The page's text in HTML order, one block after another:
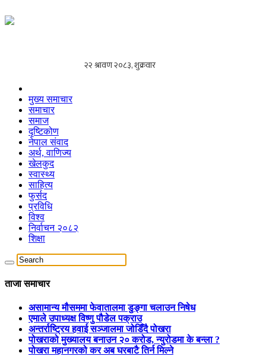
मुख्य समाचार
समाचार
समाज
दृष्टिकोण
नेपाल संवाद
अर्थ, वाणिज्य
खेलकुद
स्वास्थ्य
साहित्य
फुर्सद
प्रविधि
विश्व
निर्वाचन २०८२
शिक्षा
ताजा समाचार
असामान्य मौसममा फेवातालमा डुङ्गा चलाउन निषेध
एमाले उपाध्यक्ष विष्णु पौडेल पक्राउ
अन्तर्राष्ट्रिय हवाई सञ्जालमा जोडिँदै पोखरा
पोखराको मुख्यालय बनाउन २० करोड, न्युरोडमा के बन्ला ?
पोखरा महानगरको कर अब घरबाटै तिर्न मिल्ने